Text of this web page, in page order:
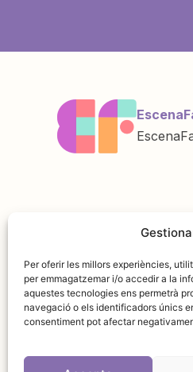
Per oferir les millors experiències,
per emmagatzemar i/o accedir a la
aquestes tecnologies ens permetrà
navegació o els identificadors únics
consentiment pot afectar